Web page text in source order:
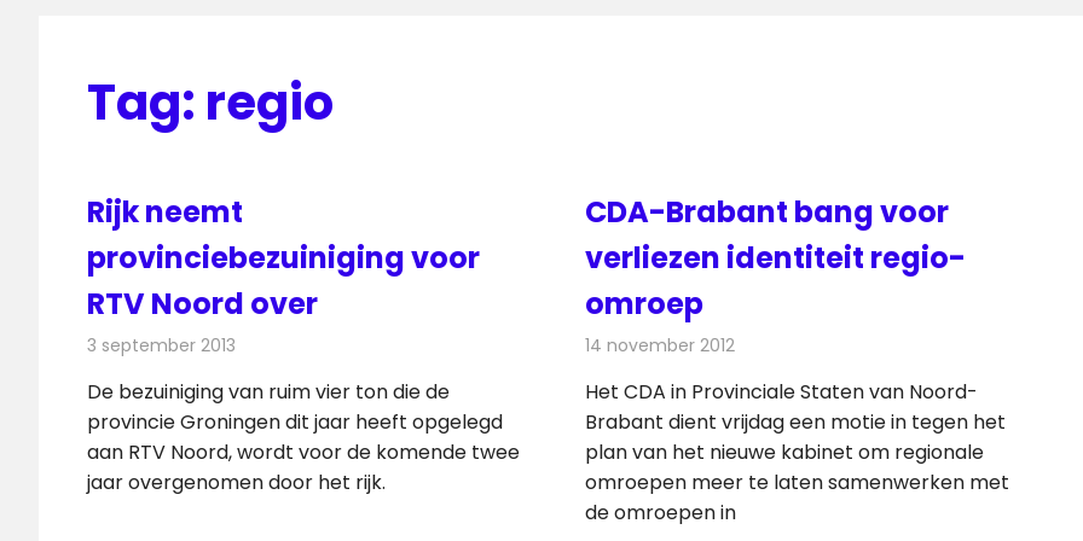
Tag: regio
Rijk neemt
provinciebezuiniging voor
RTV Noord over
3 september 2013
De bezuiniging van ruim vier ton die de
provincie Groningen dit jaar heeft opgelegd
aan RTV Noord, wordt voor de komende twee
jaar overgenomen door het rijk.
CDA-Brabant bang voor
verliezen identiteit regio-
omroep
14 november 2012
Het CDA in Provinciale Staten van Noord-
Brabant dient vrijdag een motie in tegen het
plan van het nieuwe kabinet om regionale
omroepen meer te laten samenwerken met
de omroepen in